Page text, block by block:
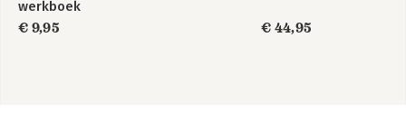
werkboek
€ 9,95
€ 44,95